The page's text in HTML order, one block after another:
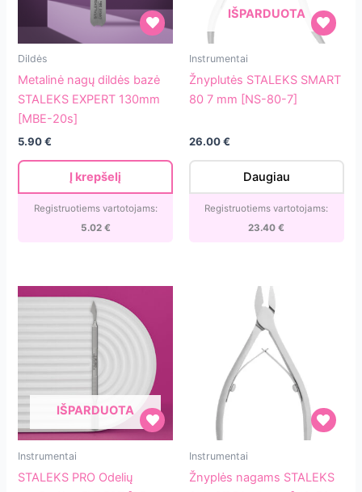
Metalinė
bazė
EXPERT
130mm
20s]
Dildės
Metalinė nagų dildės bazė
STALEKS EXPERT 130mm
[MBE-20s]
5.90€
Į krepšelį
Registruotiems vartotojams:
5.02 €
Žnyplutės
STALEKS
SMART
mm
IŠPARDUOTA
Instrumentai
Žnyplutės STALEKS SMART
80 7 mm [NS-80-7]
26.00€
Daugiau
Registruotiems vartotojams:
23.40€
STALEKS
IŠPARDUOTA
Instrumentai
STALEKS PRO Odelių
Žnyplės
nagams
STALEKS
Instrumentai
Žnyplės nagams STALEKS